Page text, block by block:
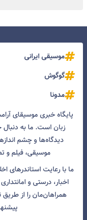
موسیقی ایرانی
گوگوش
مدونا
پایگاه خبری موسیقای
زبان است. ما به
دیدگاه‌ها و چشم
موسیقی، فیلم و
ما با رعایت استاندرهای
اخبار، درستی و
همراهان‌مان را از